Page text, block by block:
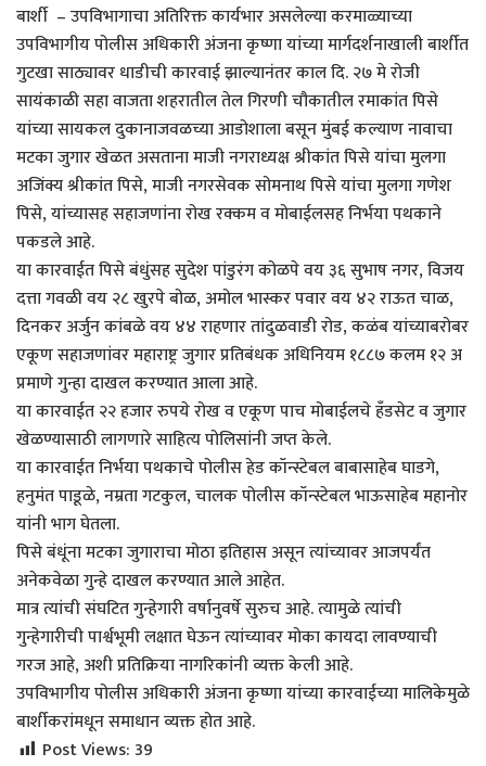
बार्शी – उपविभागाचा अतिरिक्त कार्यभार असलेल्या करमाळ्याच्या
उपविभागीय पोलीस अधिकारी अंजना कृष्णा यांच्या मार्गदर्शनाखाली बार्शीत
गुटखा साठ्यावर धाडीची कारवाई झाल्यानंतर काल दि. २७ मे रोजी
सायंकाळी सहा वाजता शहरातील तेल गिरणी चौकातील रमाकांत पिसे
यांच्या सायकल दुकानाजवळच्या आडोशाला बसून मुंबई कल्याण नावाचा
मटका जुगार खेळत असताना माजी नगराध्यक्ष श्रीकांत पिसे यांचा मुलगा
अजिंक्य श्रीकांत पिसे, माजी नगरसेवक सोमनाथ पिसे यांचा मुलगा गणेश
पिसे, यांच्यासह सहाजणांना रोख रक्कम व मोबाईलसह निर्भया पथकाने
पकडले आहे.
या कारवाईत पिसे बंधुंसह सुदेश पांडुरंग कोळपे वय ३६ सुभाष नगर, विजय
दत्ता गवळी वय २८ खुरपे बोळ, अमोल भास्कर पवार वय ४२ राऊत चाळ,
दिनकर अर्जुन कांबळे वय ४४ राहणार तांदुळवाडी रोड, कळंब यांच्याबरोबर
एकूण सहाजणांवर महाराष्ट्र जुगार प्रतिबंधक अधिनियम १८८७ कलम १२ अ
प्रमाणे गुन्हा दाखल करण्यात आला आहे.
या कारवाईत २२ हजार रुपये रोख व एकूण पाच मोबाईलचे हँडसेट व जुगार
खेळण्यासाठी लागणारे साहित्य पोलिसांनी जप्त केले.
या कारवाईत निर्भया पथकाचे पोलीस हेड कॉन्स्टेबल बाबासाहेब घाडगे,
हनुमंत पाडूळे, नम्रता गटकुल, चालक पोलीस कॉन्स्टेबल भाऊसाहेब महानोर
यांनी भाग घेतला.
पिसे बंधूंना मटका जुगाराचा मोठा इतिहास असून त्यांच्यावर आजपर्यंत
अनेकवेळा गुन्हे दाखल करण्यात आले आहेत.
मात्र त्यांची संघटित गुन्हेगारी वर्षानुवर्षे सुरुच आहे. त्यामुळे त्यांची
गुन्हेगारीची पार्श्वभूमी लक्षात घेऊन त्यांच्यावर मोका कायदा लावण्याची
गरज आहे, अशी प्रतिक्रिया नागरिकांनी व्यक्त केली आहे.
उपविभागीय पोलीस अधिकारी अंजना कृष्णा यांच्या कारवाईच्या मालिकेमुळे
बार्शीकरांमधून समाधान व्यक्त होत आहे.
Post Views:39